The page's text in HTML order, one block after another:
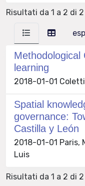
Risultati da 1 a 2 di 2
Methodological
learning
2018-01-01
Spatial
governance:
Castilla y León
2018-01-01 Paris,
Luis
Risultati da 1 a 2 di 2